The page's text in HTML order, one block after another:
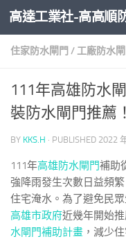
Skip to content
住家防水閘門 / 工廠防水
111年高雄防水
裝防水閘門推薦！
BY KKS.H · PUBLISHED 2022
111年高雄防水閘門補助
強降雨發生次數日益頻
住宅淹水。為了避免民
高雄市政府近幾年開始
水閘門補助計畫 ，減少